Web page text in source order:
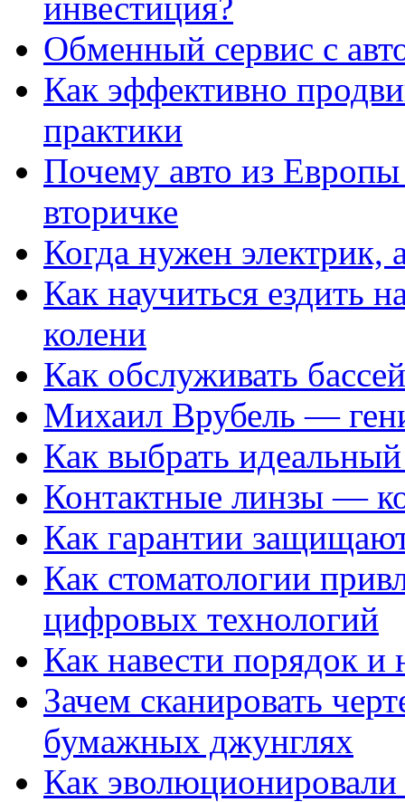
Обменный сервис с
Как эффективно
практики
Почему авто из
вторичке
Когда нужен электрик,
Как научиться ездить
колени
Как обслуживать
Михаил Врубель —
Как выбрать
Контактные линзы —
Как гарантии
Как стоматологии
цифровых технологий
Как навести порядок и
Зачем сканировать
бумажных джунглях
Как